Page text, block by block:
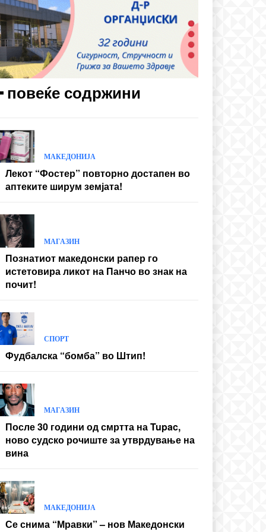
повеќе содржини
МАКЕДОНИЈА
Лекот “Фостер” повторно достапен во
аптеките ширум земјата!
МАГАЗИН
Познатиот македонски рапер го
истетовира ликот на Панчо во знак на
почит!
СПОРТ
Фудбалска “бомба” во Штип!
МАГАЗИН
После 30 години од смртта на Tupac,
ново судско рочиште за утврдување на
вина
МАКЕДОНИЈА
Се снима “Мравки” – нов Македонски